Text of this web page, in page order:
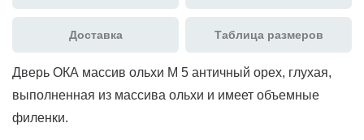
Доставка Таблица размеров
Дверь ОКА массив ольхи М 5 античный орех, глухая,
выполненная из массива ольхи и имеет объемные
филенки.